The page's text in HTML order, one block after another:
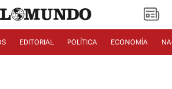
EDITORIAL POLÍTICA ECONOMÍA